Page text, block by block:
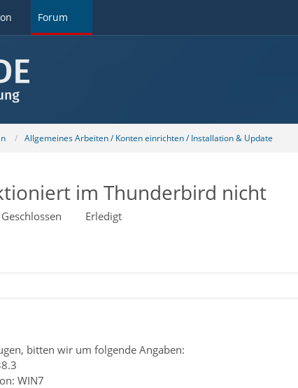
Forum
Allgemeines Arbeiten / Konten einrichten / Installation & Update
im Thunderbird nicht
Geschlossen Erledigt
bitten wir um folgende Angaben:
WIN7